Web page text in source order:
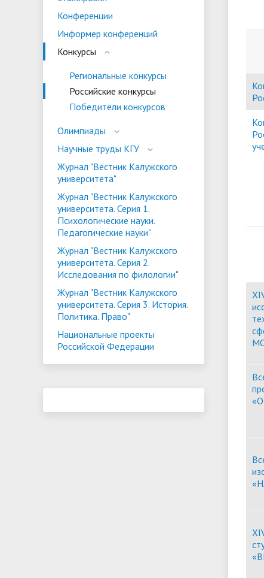
Военный учебный центр
Особая квота
Информация о зачислении
Объединенный совет обучающихся
Национальные проекты Российской
Федерации
Конференции
Информер конференций
Конкурсы
Региональные конкурсы
Российские конкурсы
Победители конкурсов
Олимпиады
Научные труды КГУ
Журнал "Вестник Калужского
университета"
Журнал "Вестник Калужского
университета. Серия 1.
Психологические науки.
Педагогические науки"
Журнал "Вестник Калужского
университета. Серия 2.
Исследования по филологии"
Журнал "Вестник Калужского
университета. Серия 3. История.
Политика. Право"
Национальные проекты
Российской Федерации